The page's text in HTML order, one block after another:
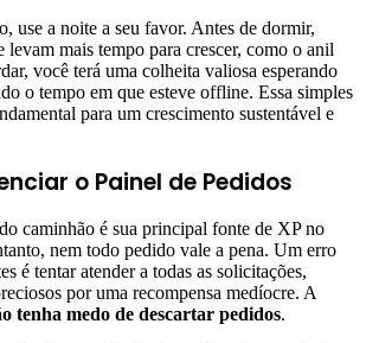
use a noite a seu favor. Antes de dormir,
levam mais tempo para crescer, como o anil
você terá uma colheita valiosa esperando
o tempo em que esteve offline. Essa simples
para um crescimento sustentável e
o Painel de Pedidos
caminhão é sua principal fonte de XP no
nem todo pedido vale a pena. Um erro
é tentar atender a todas as solicitações,
por uma recompensa medíocre. A
tenha medo de descartar pedidos.